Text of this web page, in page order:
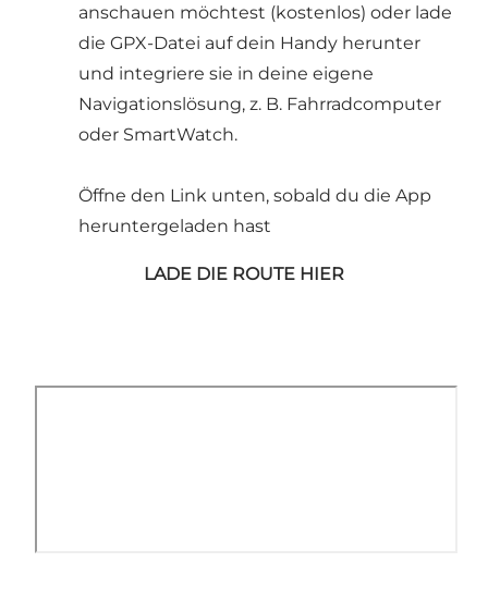
anschauen möchtest (kostenlos) oder lade
die GPX-Datei auf dein Handy herunter
und integriere sie in deine eigene
Navigationslösung, z. B. Fahrradcomputer
oder SmartWatch.
Öffne den Link unten, sobald du die App
heruntergeladen hast
LADE DIE ROUTE HIER